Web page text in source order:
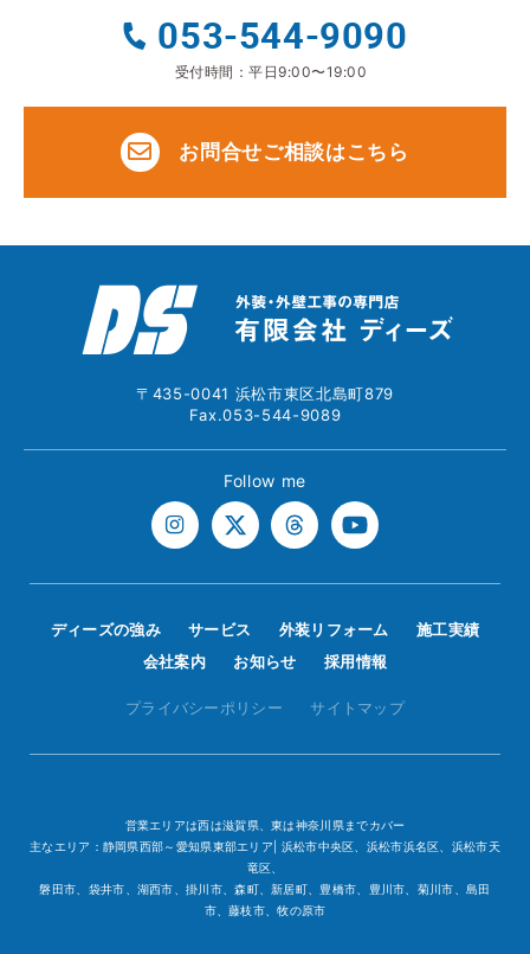
053-544-9090
受付時間：平日9:00〜19:00
お問合せご相談はこちら
〒435-0041 浜松市東区北島町879
Fax.053-544-9089
Follow me
ディーズの強み サービス 外装リフォーム
施工実績
会社案内
お知らせ 採用情報
プライバシーポリシー サイトマップ
営業エリアは西は滋賀県、東は神奈川県までカバー
主なエリア：静岡県西部～愛知県東部エリア| 浜松市中央区、浜松市浜名区、浜松市天
竜区、
磐田市、袋井市、湖西市、掛川市、森町、新居町、豊橋市、豊川市、菊川市、島田
市、藤枝市、牧の原市